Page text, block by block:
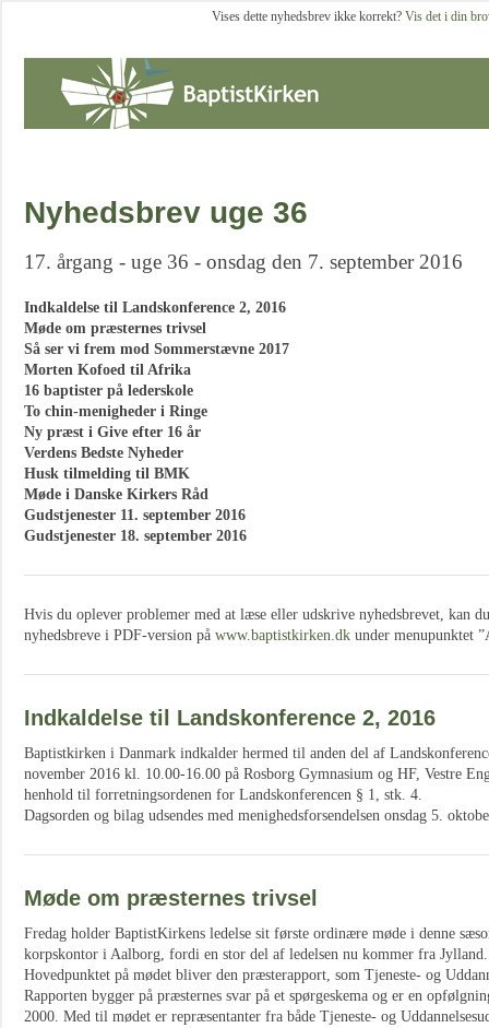
Vises dette nyhedsbrev ikke korrekt? Vis det i din
Nyhedsbrev uge 36
17. årgang - uge 36 - onsdag den 7. september 2016
Indkaldelse til Landskonference 2, 2016
Møde om præsternes trivsel
Så ser vi frem mod Sommerstævne 2017
Morten Kofoed til Afrika
16 baptister på lederskole
To chin-menigheder i Ringe
Ny præst i Give efter 16 år
Verdens Bedste Nyheder
Husk tilmelding til BMK
Møde i Danske Kirkers Råd
Gudstjenester 11. september 2016
Gudstjenester 18. september 2016
Hvis du oplever problemer med at læse eller udskrive nyhedsbrevet, kan
nyhedsbreve i PDF-version på www.baptistkirken.dk under menupunktet
Indkaldelse til Landskonference 2, 2016
Baptistkirken i Danmark indkalder hermed til anden del af
november 2016 kl. 10.00-16.00 på Rosborg Gymnasium og HF, Vestre
henhold til forretningsordenen for Landskonferencen § 1, stk. 4.
Dagsorden og bilag udsendes med menighedsforsendelsen onsdag 5.
Møde om præsternes trivsel
Fredag holder BaptistKirkens ledelse sit første ordinære møde i denne
korpskontor i Aalborg, fordi en stor del af ledelsen nu kommer fra Jylland.
Hovedpunktet på mødet bliver den præsterapport, som Tjeneste- og
Rapporten bygger på præsternes svar på et spørgeskema og er en
2000. Med til mødet er repræsentanter fra både Tjeneste- og